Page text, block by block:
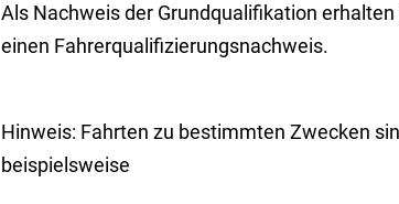
Als Nachweis der Grundqualifikation
einen Fahrerqualifizierungsnachweis.
Hinweis: Fahrten zu bestimmten Zwecken
beispielsweise